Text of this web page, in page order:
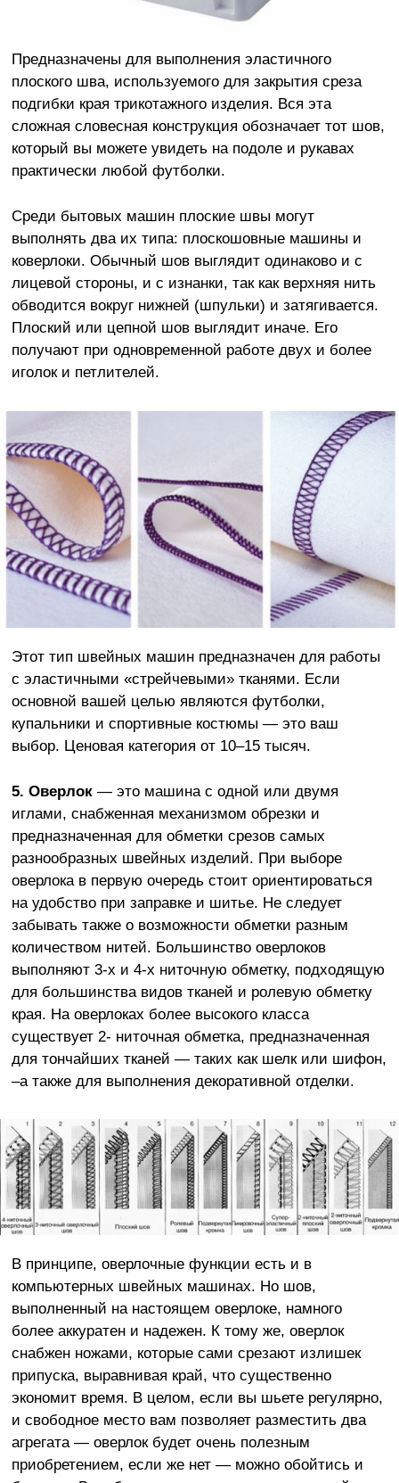
Предназначены для выполнения эластичного
плоского шва, используемого для закрытия среза
подгибки края трикотажного изделия. Вся эта
сложная словесная конструкция обозначает тот шов,
который вы можете увидеть на подоле и рукавах
практически любой футболки.
Среди бытовых машин плоские швы могут
выполнять два их типа: плоскошовные машины и
коверлоки. Обычный шов выглядит одинаково и с
лицевой стороны, и с изнанки, так как верхняя нить
обводится вокруг нижней (шпульки) и затягивается.
Плоский или цепной шов выглядит иначе. Его
получают при одновременной работе двух и более
иголок и петлителей.
Этот тип швейных машин предназначен для работы
с эластичными «стрейчевыми» тканями. Если
основной вашей целью являются футболки,
купальники и спортивные костюмы — это ваш
выбор. Ценовая категория от 10–15 тысяч.
5. Оверлок— это машина с одной или двумя
иглами, снабженная механизмом обрезки и
предназначенная для обметки срезов самых
разнообразных швейных изделий. При выборе
оверлока в первую очередь стоит ориентироваться
на удобство при заправке и шитье. Не следует
забывать также о возможности обметки разным
количеством нитей. Большинство оверлоков
выполняют 3-х и 4-х ниточную обметку, подходящую
для большинства видов тканей и ролевую обметку
края. На оверлоках более высокого класса
существует 2- ниточная обметка, предназначенная
для тончайших тканей — таких как шелк или шифон,
–а также для выполнения декоративной отделки.
В принципе, оверлочные функции есть и в
компьютерных швейных машинах. Но шов,
выполненный на настоящем оверлоке, намного
более аккуратен и надежен. К тому же, оверлок
снабжен ножами, которые сами срезают излишек
припуска, выравнивая край, что существенно
экономит время. В целом, если вы шьете регулярно,
и свободное место вам позволяет разместить два
агрегата — оверлок будет очень полезным
приобретением, если же нет — можно обойтись и